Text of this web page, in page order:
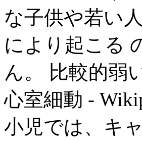
な子供や若い
により起こる
ん。 比較的弱
心室細動 -
小児では、キ